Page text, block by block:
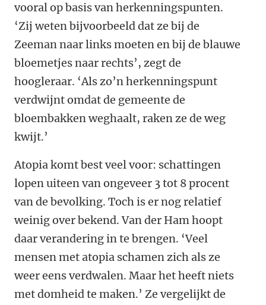
vooral op basis van herkenningspunten.
‘Zij weten bijvoorbeeld dat ze bij de
Zeeman naar links moeten en bij de blauwe
bloemetjes naar rechts’, zegt de
hoogleraar. ‘Als zo’n herkenningspunt
verdwijnt omdat de gemeente de
bloembakken weghaalt, raken ze de weg
kwijt.’
Atopia komt best veel voor: schattingen
lopen uiteen van ongeveer 3 tot 8 procent
van de bevolking. Toch is er nog relatief
weinig over bekend. Van der Ham hoopt
daar verandering in te brengen. ‘Veel
mensen met atopia schamen zich als ze
weer eens verdwalen. Maar het heeft niets
met domheid te maken.’ Ze vergelijkt de